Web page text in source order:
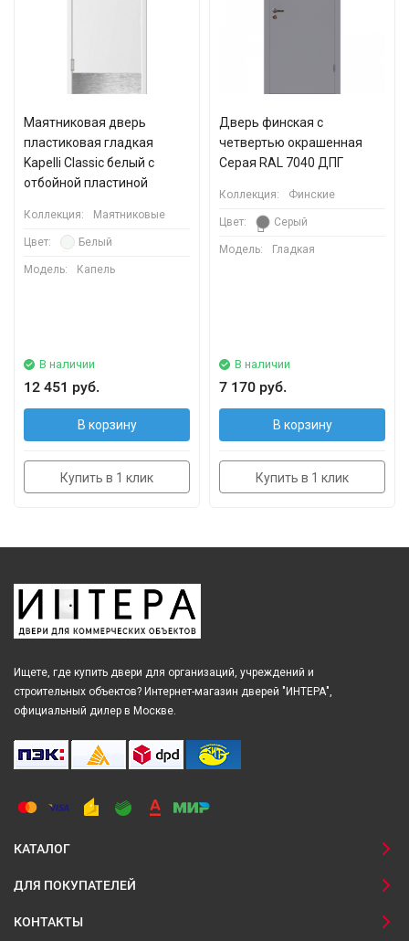
Маятниковая дверь
пластиковая гладкая
Kapelli Classic белый с
отбойной пластиной
Коллекция: Маятниковые
Цвет: Белый
Модель: Капель
В наличии
12 451 руб.
В корзину
Купить в 1 клик
Дверь финская с
четвертью окрашенная
Серая RAL 7040 ДПГ
Коллекция: Финские
Цвет: Серый
Модель: Гладкая
В наличии
7 170 руб.
В корзину
Купить в 1 клик
Ищете, где купить двери для организаций, учреждений и
строительных объектов? Интернет-магазин дверей "ИНТЕРА",
официальный дилер в Москве.
КАТАЛОГ
ДЛЯ ПОКУПАТЕЛЕЙ
КОНТАКТЫ